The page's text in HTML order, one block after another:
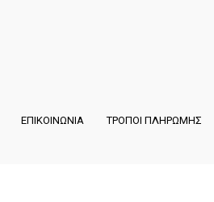
ΕΠΙΚΟΙΝΩΝΙΑ ΤΡΟΠΟΙ ΠΛΗΡΩΜΗΣ